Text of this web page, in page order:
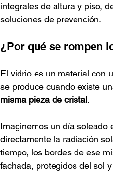
integrales de altura y piso,
soluciones de prevención.
¿Por qué se rompen
El vidrio es un material con
se produce cuando existe
misma pieza de cristal.
Imaginemos un día soleado
directamente la radiación
tiempo, los bordes de ese
fachada, protegidos del sol